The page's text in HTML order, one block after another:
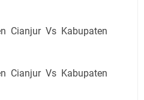
Cianjur Vs Kabupaten
Cianjur Vs Kabupaten